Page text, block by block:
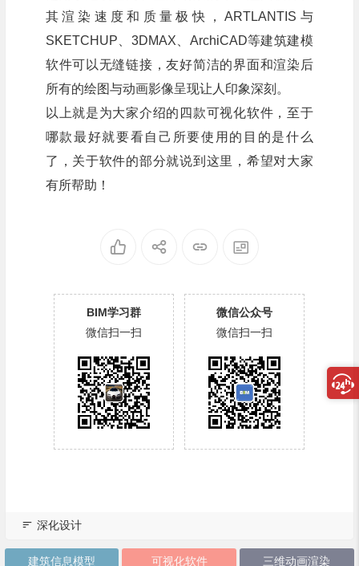
其渲染速度和质量极快，ARTLANTIS与
SKETCHUP、3DMAX、ArchiCAD等建筑建模
软件可以无缝链接，友好简洁的界面和渲染后
所有的绘图与动画影像呈现让人印象深刻。
以上就是为大家介绍的四款可视化软件，至于
哪款最好就要看自己所要使用的目的是什么
了，关于软件的部分就说到这里，希望对大家
有所帮助！
BIM学习群
微信扫一扫
微信公众号
微信扫一扫
深化设计
建筑信息模型 可视化软件 三维动画渲染